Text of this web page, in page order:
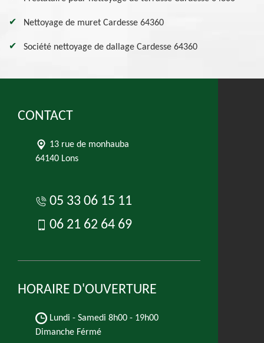
Nettoyage de muret Cardesse 64360
Société nettoyage de dallage Cardesse 64360
CONTACT
13 rue de monhauba
64140 Lons
05 33 06 15 11
06 21 62 64 69
HORAIRE D'OUVERTURE
Lundi - Samedi 8h00 - 19h00
Dimanche Férmé